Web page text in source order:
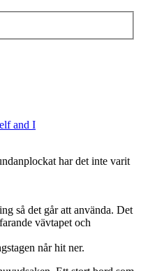
and I
har det inte varit
så det går att använda. Det
vävtapet och
når hit ner.